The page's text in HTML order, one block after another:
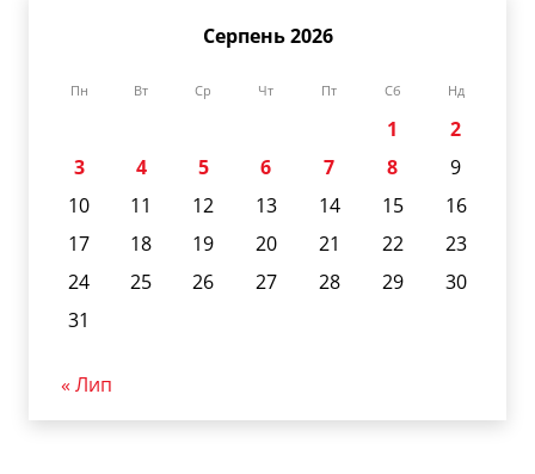
Серпень 2026
Пн Вт Ср Чт Пт Сб Нд
1
2
3
4 5 6 7 8
9
10
11 12 13 14 15
16
17
18 19 20 21 22
23
24
25 26 27 28 29
30
31
« Лип